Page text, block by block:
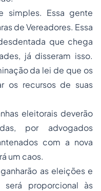
simples. Essa gente
de Vereadores. Essa
que chega
já disseram isso.
da lei de que os
os recursos de suas
eleitorais deverão
por advogados
com a nova
um caos.
as eleições e
será proporcional às